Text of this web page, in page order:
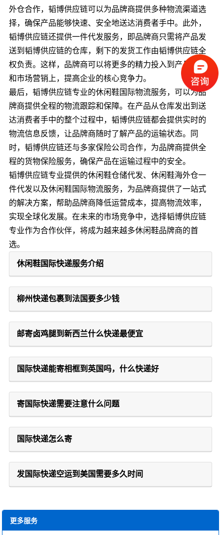
外仓合作，韬博供应链可以为品牌商提供多种物流渠道选
择，确保产品能够快速、安全地送达消费者手中。此外，
韬博供应链还提供一件代发服务，即品牌商只需将产品发
送到韬博供应链的仓库，剩下的发货工作由韬博供应链全
权负责。这样，品牌商可以将更多的精力投入到产品研发
和市场营销上，提高企业的核心竞争力。
最后，韬博供应链专业的休闲鞋国际物流服务，可以为品
牌商提供全程的物流跟踪和保障。在产品从仓库发出到送
达消费者手中的整个过程中，韬博供应链都会提供实时的
物流信息反馈，让品牌商随时了解产品的运输状态。同
时，韬博供应链还与多家保险公司合作，为品牌商提供全
程的货物保险服务，确保产品在运输过程中的安全。
韬博供应链专业提供的休闲鞋仓储代发、休闲鞋海外仓一
件代发以及休闲鞋国际物流服务，为品牌商提供了一站式
的解决方案，帮助品牌商降低运营成本，提高物流效率，
实现全球化发展。在未来的市场竞争中，选择韬博供应链
专业作为合作伙伴，将成为越来越多休闲鞋品牌商的首
选。
休闲鞋国际快递服务介绍
柳州快递包裹到法国要多少钱
邮寄卤鸡腿到新西兰什么快递最便宜
国际快递能寄相框到英国吗，什么快递好
寄国际快递需要注意什么问题
国际快递怎么寄
发国际快递空运到美国需要多久时间
更多服务